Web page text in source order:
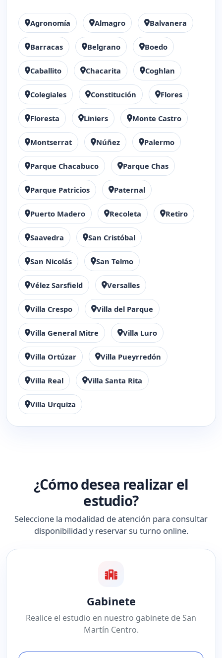
Agronomía Almagro Balvanera
Barracas Belgrano Boedo
Caballito Chacarita Coghlan
Colegiales Constitución Flores
Floresta Liniers Monte Castro
Montserrat Núñez Palermo
Parque Chacabuco Parque Chas
Parque Patricios Paternal
Puerto Madero Recoleta Retiro
Saavedra San Cristóbal
San Nicolás San Telmo
Vélez Sarsfield Versalles
Villa Crespo Villa del Parque
Villa General Mitre Villa Luro
Villa Ortúzar Villa Pueyrredón
Villa Real Villa Santa Rita
Villa Urquiza
¿Cómo desea realizar el
estudio?
Seleccione la modalidad de atención para consultar
disponibilidad y reservar su turno online.
Gabinete
Realice el estudio en nuestro gabinete de San
Martín Centro.